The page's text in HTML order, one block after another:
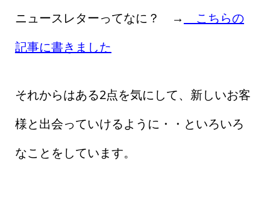
ニュースレターってなに？ →
こちらの
記事に書きました
それからはある2点を気にして、新しいお客
様と出会っていけるように・・といろいろ
なことをしています。